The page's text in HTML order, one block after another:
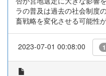
ラの普及は過去の社会制度
畜戦略を変化させる可能性
2023-07-01 00:08:00